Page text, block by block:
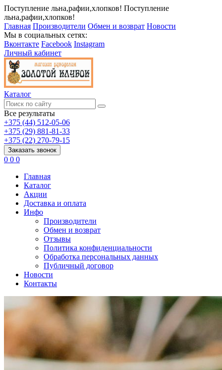
Поступление льна,рафии,хлопков! Поступление
льна,рафии,хлопков!
Главная Производители Обмен и возврат Новости
Мы в социальных сетях:
Вконтакте Facebook Instagram
Личный кабинет
Каталог
Все результаты
+375 (44) 512-05-06
+375 (29) 881-81-33
+375 (22) 270-79-15
Заказать звонок
0 0 0
Главная
Каталог
Акции
Доставка и оплата
Инфо
Производители
Обмен и возврат
Отзывы
Политика конфиденциальности
Обработка персональных данных
Публичный договор
Новости
Контакты